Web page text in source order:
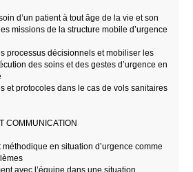
d’un patient à tout âge de la vie et son
missions de la structure mobile d’urgence
processus décisionnels et mobiliser les
des soins et des gestes d’urgence en
et protocoles dans le cas de vols sanitaires
COMMUNICATION
en situation d’urgence comme
avec l’équipe dans une situation